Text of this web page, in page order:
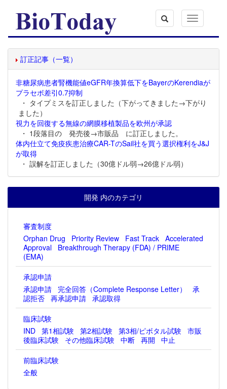
Toggle
navigation
訂正記事（一覧）
非糖尿病患者腎機能値eGFR年換算低下をBayerのKerendiaが
プラセボ差引0.7抑制
・ タイプミスを訂正しました（下がってきました→下がり
ました）
視力を回復する無線の網膜移植製品を欧州が承認
・ 1段落目の 発売後→市販品 に訂正しました。
体内仕立て免疫疾患治療CAR-TのSail社を買う選択権利をJ&J
が取得
・ 誤解を訂正しました（30億ドル弱→26億ドル弱）
開発 内のカテゴリ
審査制度
Orphan Drug
Priority Review Fast Track Accelerated
Approval
Breakthrough Therapy (FDA) / PRIME
(EMA)
承認申請
承認申請
完全回答（Complete Response Letter）
承
認拒否 再承認申請 承認取得
臨床試験
IND 第1相試験 第2相試験 第3相/ピボタル試験 市販
後臨床試験
その他臨床試験 中断 再開
中止
前臨床試験
全般